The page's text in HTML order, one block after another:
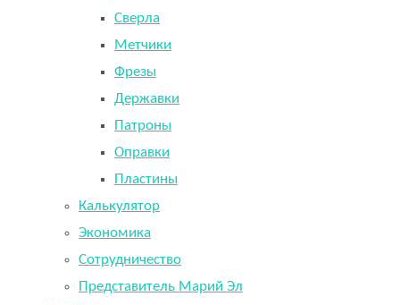
Сверла
Метчики
Фрезы
Державки
Патроны
Оправки
Пластины
Калькулятор
Экономика
Сотрудничество
Представитель Марий Эл